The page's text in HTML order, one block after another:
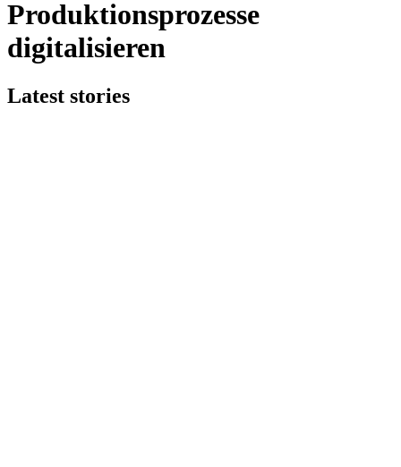
Produktionsprozesse
digitalisieren
Latest stories